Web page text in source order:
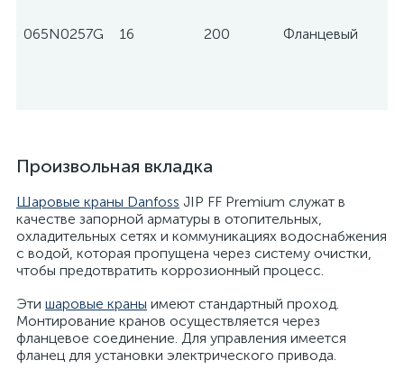
065N0257G 16 200 Фланцевый
Произвольная вкладка
Шаровые краны Danfoss JIP FF Premium служат в
качестве запорной арматуры в отопительных,
охладительных сетях и коммуникациях водоснабжения
с водой, которая пропущена через систему очистки,
чтобы предотвратить коррозионный процесс.
Эти шаровые краны имеют стандартный проход.
Монтирование кранов осуществляется через
фланцевое соединение. Для управления имеется
фланец для установки электрического привода.